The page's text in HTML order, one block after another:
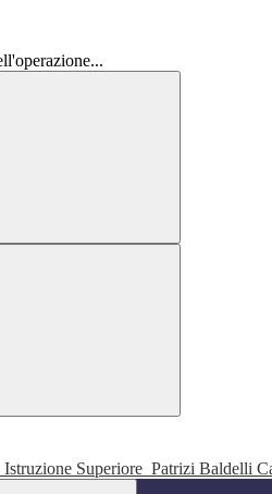
Superiore Patrizi Baldelli